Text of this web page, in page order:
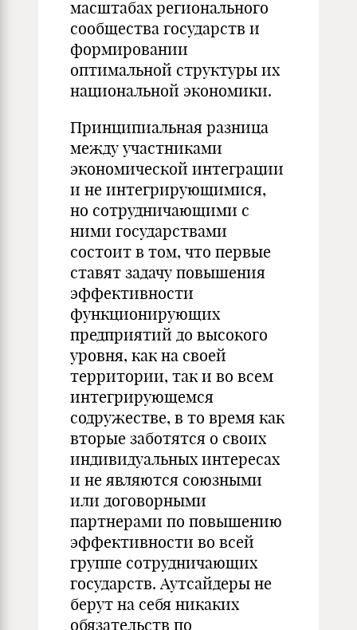
масштабах регионального
сообщества государств и
формировании
оптимальной структуры их
национальной экономики.
Принципиальная разница
между участниками
экономической интеграции
и не интегрирующимися,
но сотрудничающими с
ними государствами
состоит в том, что первые
ставят задачу повышения
эффективности
функционирующих
предприятий до высокого
уровня, как на своей
территории, так и во всем
интегрирующемся
содружестве, в то время как
вторые заботятся о своих
индивидуальных интересах
и не являются союзными
или договорными
партнерами по повышению
эффективности во всей
группе сотрудничающих
государств. Аутсайдеры не
берут на себя никаких
обязательств по